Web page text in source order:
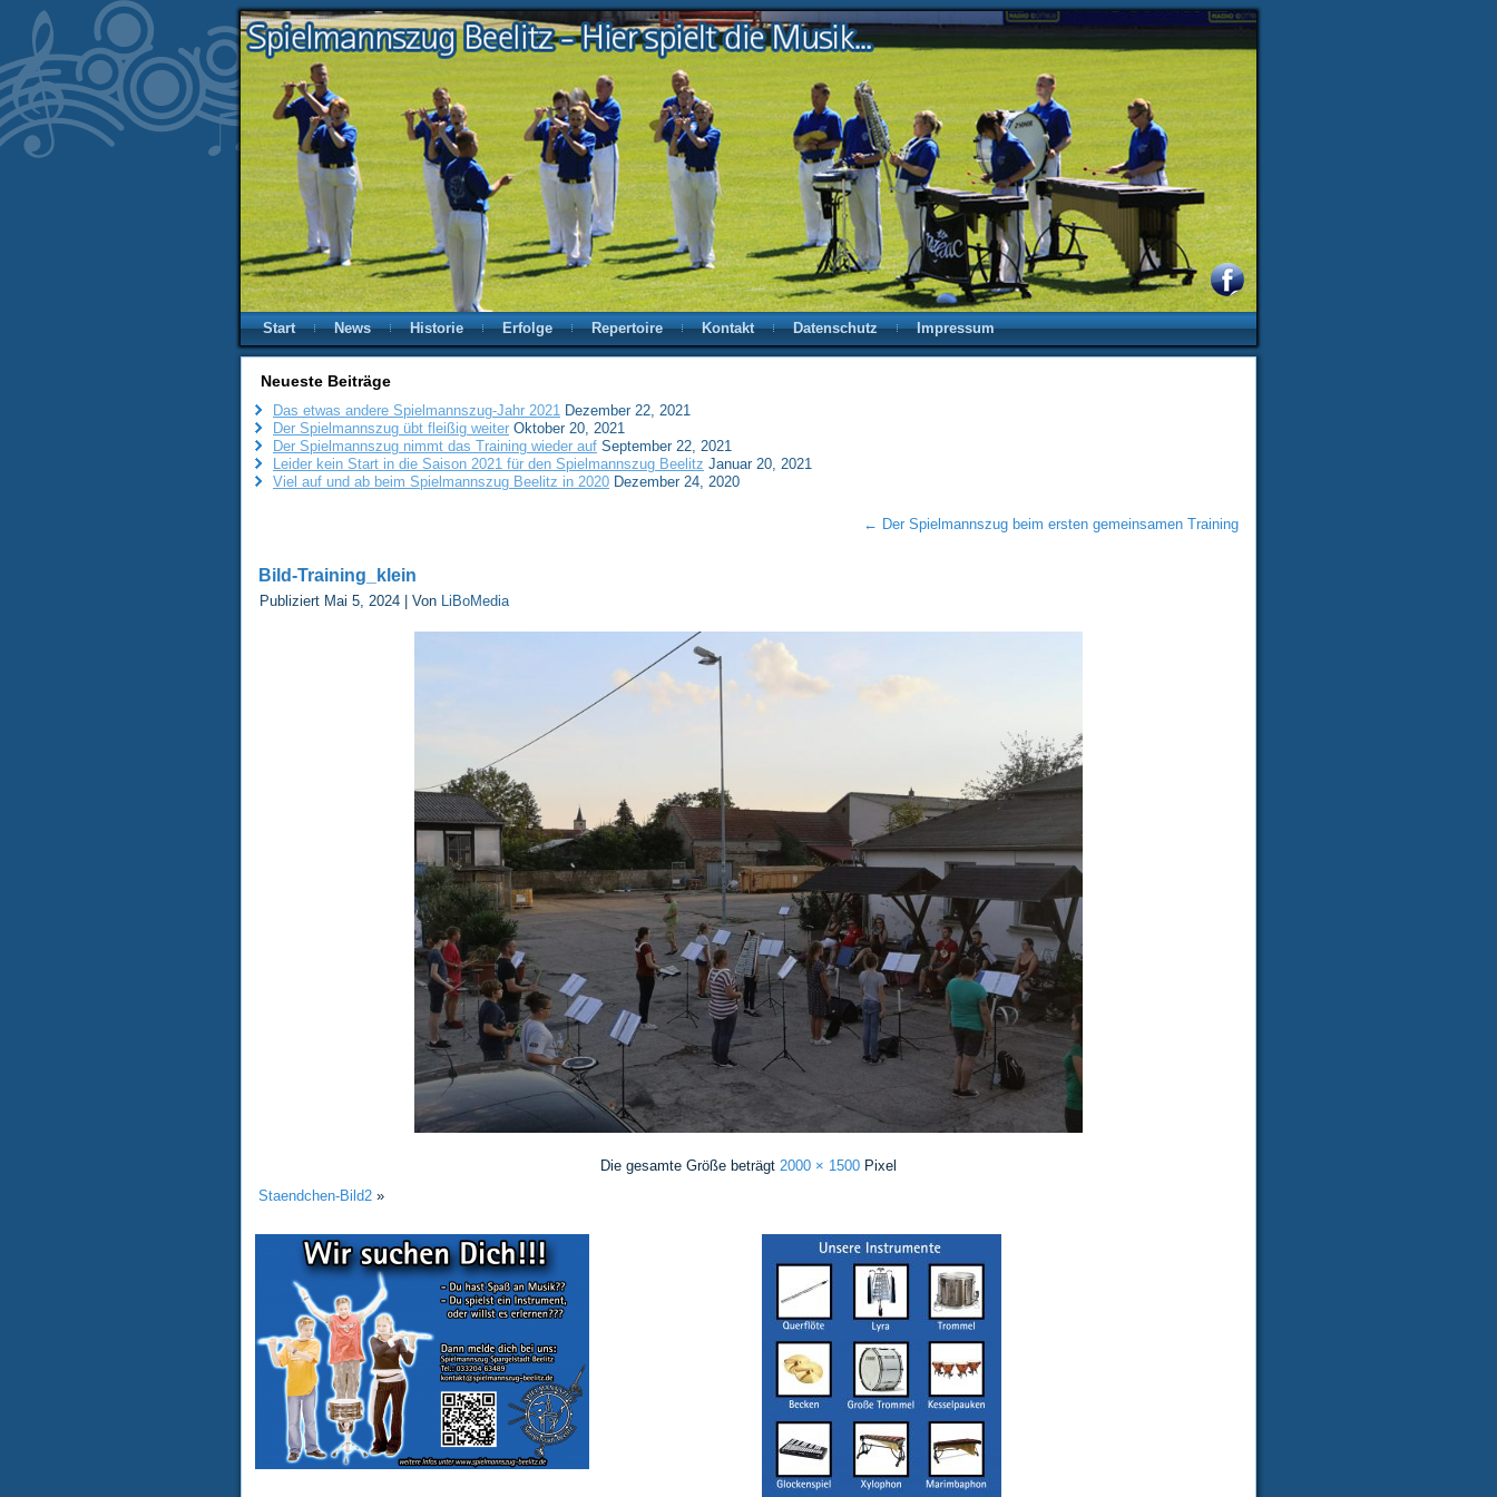
Start News Historie Erfolge Repertoire Kontakt Datenschutz Impressum
Neueste Beiträge
Das etwas andere Spielmannszug-Jahr 2021 Dezember 22, 2021
Der Spielmannszug übt fleißig weiter Oktober 20, 2021
Der Spielmannszug nimmt das Training wieder auf September 22, 2021
Leider kein Start in die Saison 2021 für den Spielmannszug Beelitz Januar 20, 2021
Viel auf und ab beim Spielmannszug Beelitz in 2020 Dezember 24, 2020
← Der Spielmannszug beim ersten gemeinsamen Training
Bild-Training_klein
Publiziert Mai 5, 2024 Von LiBoMedia
Die gesamte Größe beträgt 2000 × 1500 Pixel
Staendchen-Bild2 »